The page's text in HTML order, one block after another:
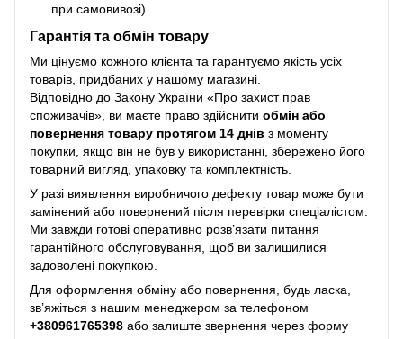
при самовивозі)
Гарантія та обмін товару
Ми цінуємо кожного клієнта та гарантуємо якість усіх
товарів, придбаних у нашому магазині.
Відповідно до Закону України «Про захист прав
споживачів», ви маєте право здійснити обмін або
повернення товару протягом 14 днів з моменту
покупки, якщо він не був у використанні, збережено його
товарний вигляд, упаковку та комплектність.
У разі виявлення виробничого дефекту товар може бути
замінений або повернений після перевірки спеціалістом.
Ми завжди готові оперативно розв’язати питання
гарантійного обслуговування, щоб ви залишилися
задоволені покупкою.
Для оформлення обміну або повернення, будь ласка,
зв’яжіться з нашим менеджером за телефоном
+380961765398 або залиште звернення через форму